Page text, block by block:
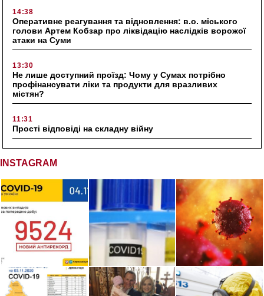
14:38
Оперативне реагування та відновлення: в.о. міського
голови Артем Кобзар про ліквідацію наслідків ворожої
атаки на Суми
13:30
Не лише доступний проїзд: Чому у Сумах потрібно
профінансувати ліки та продукти для вразливих
містян?
11:31
Прості відповіді на складну війну
INSTAGRAM